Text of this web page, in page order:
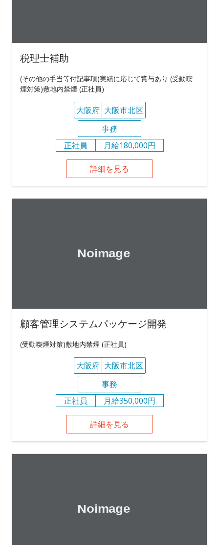
税理士補助
(その他の手当等付記事項)実績に応じて賞与あり (受動喫
煙対策)敷地内禁煙 (正社員)
大阪府 大阪市北区
事務
正社員
月給180,000円
詳細を見る
顧客管理システムパッケージ開発
(受動喫煙対策)敷地内禁煙 (正社員)
大阪府 大阪市北区
事務
正社員
月給350,000円
詳細を見る